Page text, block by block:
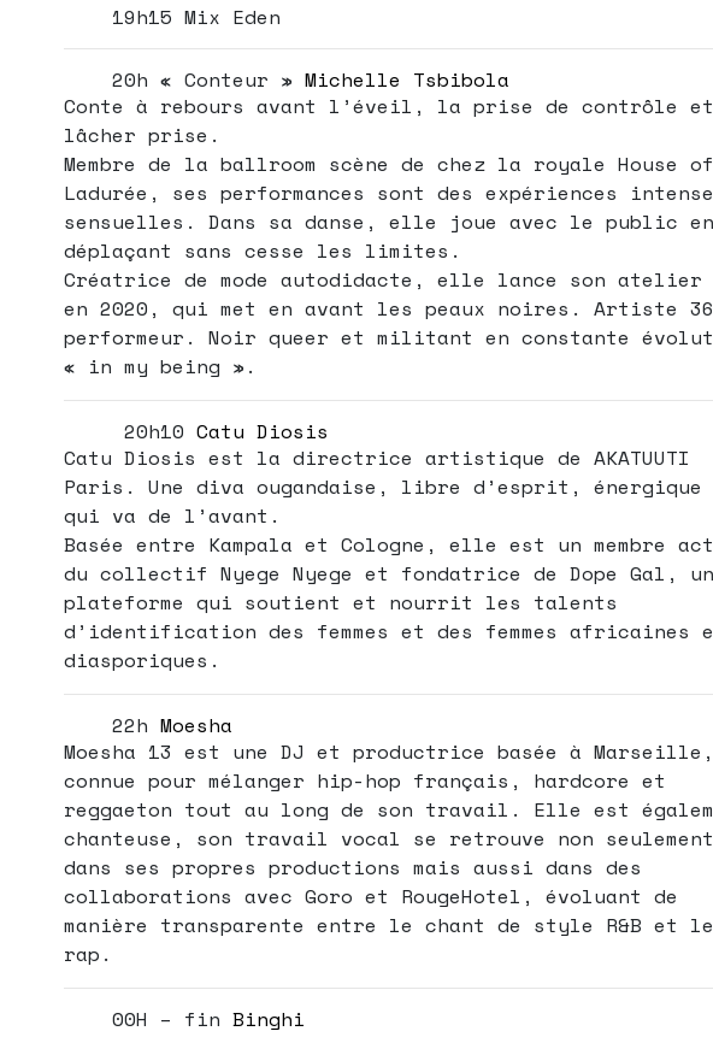
19h15 Mix Eden
20h « Conteur » Michelle Tsbibola
Conte à rebours avant l’éveil, la prise de contrôle
lâcher prise.
Membre de la ballroom scène de chez la royale House of
Ladurée, ses performances sont des expériences
sensuelles. Dans sa danse, elle joue avec le public en
déplaçant sans cesse les limites.
Créatrice de mode autodidacte, elle lance son atelier
en 2020, qui met en avant les peaux noires. Artiste
performeur. Noir queer et militant en constante
« in my being ».
20h10 Catu Diosis
Catu Diosis est la directrice artistique de AKATUUTI
Paris. Une diva ougandaise, libre d’esprit, énergique
qui va de l’avant.
Basée entre Kampala et Cologne, elle est un membre
du collectif Nyege Nyege et fondatrice de Dope Gal,
plateforme qui soutient et nourrit les talents
d’identification des femmes et des femmes africaines
diasporiques.
22h Moesha
Moesha 13 est une DJ et productrice basée à Marseille,
connue pour mélanger hip-hop français, hardcore et
reggaeton tout au long de son travail. Elle est
chanteuse, son travail vocal se retrouve non seulement
dans ses propres productions mais aussi dans des
collaborations avec Goro et RougeHotel, évoluant de
manière transparente entre le chant de style R&B et le
rap.
00H – fin Binghi